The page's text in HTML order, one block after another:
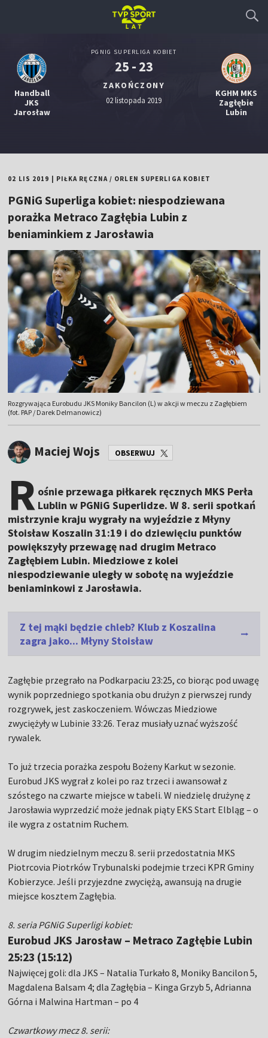
Handball
JKS
Jarosław
PGNIG SUPERLIGA KOBIET
25 - 23
ZAKOŃCZONY
02 listopada 2019
KGHM MKS
Zagłębie
Lubin
02 LIS 2019 PIŁKA RĘCZNA/ ORLEN SUPERLIGA KOBIET
PGNiG Superliga kobiet: niespodziewana
porażka Metraco Zagłębia Lubin z
beniaminkiem z Jarosławia
Rozgrywająca Eurobudu JKS Moniky Bancilon (L) w akcji w meczu z Zagłębiem
(fot. PAP / Darek Delmanowicz)
Maciej Wojs OBSERWUJ
R ośnie przewaga piłkarek ręcznych MKS Perła
Lublin w PGNiG Superlidze. W 8. serii spotkań
mistrzynie kraju wygrały na wyjeździe z Młyny
Stoisław Koszalin 31:19 i do dziewięciu punktów
powiększyły przewagę nad drugim Metraco
Zagłębiem Lubin. Miedziowe z kolei
niespodziewanie uległy w sobotę na wyjeździe
beniaminkowi z Jarosławia.
Z tej mąki będzie chleb? Klub z Koszalina
zagra jako... Młyny Stoisław
Zagłębie przegrało na Podkarpaciu 23:25, co biorąc pod uwagę
wynik poprzedniego spotkania obu drużyn z pierwszej rundy
rozgrywek, jest zaskoczeniem. Wówczas Miedziowe
zwyciężyły w Lubinie 33:26. Teraz musiały uznać wyższość
rywalek.
To już trzecia porażka zespołu Bożeny Karkut w sezonie.
Eurobud JKS wygrał z kolei po raz trzeci i awansował z
szóstego na czwarte miejsce w tabeli. W niedzielę drużynę z
Jarosławia wyprzedzić może jednak piąty EKS Start Elbląg – o
ile wygra z ostatnim Ruchem.
W drugim niedzielnym meczu 8. serii przedostatnia MKS
Piotrcovia Piotrków Trybunalski podejmie trzeci KPR Gminy
Kobierzyce. Jeśli przyjezdne zwyciężą, awansują na drugie
miejsce kosztem Zagłębia.
8. seria PGNiG Superligi kobiet:
Eurobud JKS Jarosław – Metraco Zagłębie Lubin
25:23 (15:12)
Najwięcej goli: dla JKS – Natalia Turkało 8, Moniky Bancilon 5,
Magdalena Balsam 4; dla Zagłębia – Kinga Grzyb 5, Adrianna
Górna i Malwina Hartman – po 4
Czwartkowy mecz 8. serii: